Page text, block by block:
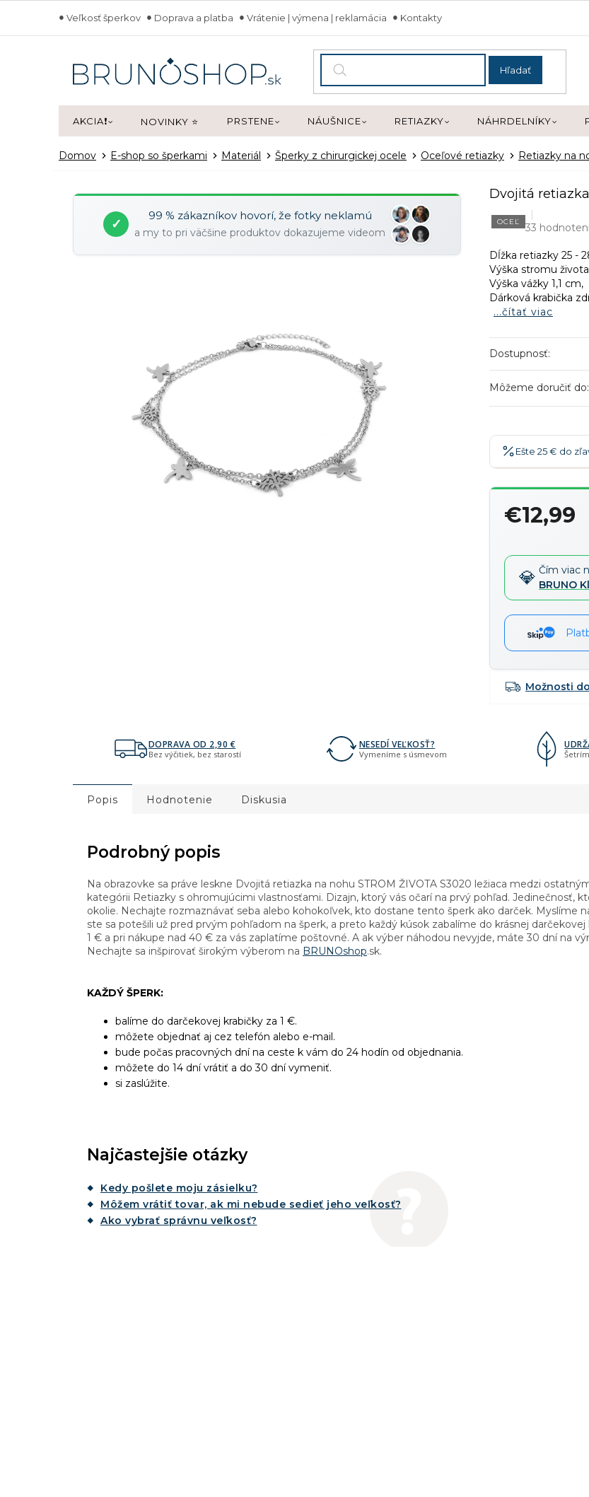
obsah
Veľkosť šperkov Doprava a platba Vrátenie | výmena | reklamácia Kontakty
Hľadať
AKCIA❗ NOVINKY ⭐ PRSTENE NÁUŠNICE RETIAZKY NÁHRDELNÍKY
Domov E-shop so šperkami Materiál Šperky z chirurgickej ocele Oceľové retiazky Retiazky na
✓
99 % zákazníkov hovorí, že fotky neklamú
a my to pri väčšine produktov dokazujeme videom
Dvojitá
OCEĽ 33
Dĺžka retiazky 25 -
Výška stromu života
Výška vážky 1,1 cm,
Dárková krabička
...čítať viac
Dostupnosť:
Môžeme doručiť do:
Ešte 25 € do
36 € →-7 %
-15 %
€12,99
Čím viac
BRUNO
Možnosti
DOPRAVA OD 2,90 €
Bez výčitiek, bez starostí
NESEDÍ VEĽKOSŤ?
Vymeníme s úsmevom
Popis Hodnotenie Diskusia
Podrobný popis
Na obrazovke sa práve leskne Dvojitá retiazka na nohu STROM ŽIVOTA S3020 ležiaca medzi
kategórii Retiazky s ohromujúcimi vlastnosťami. Dizajn, ktorý vás očarí na prvý pohľad. Jedinečnosť,
okolie. Nechajte rozmaznávať seba alebo kohokoľvek, kto dostane tento šperk ako darček. Myslíme
ste sa potešili už pred prvým pohľadom na šperk, a preto každý kúsok zabalíme do krásnej darčekovej
1 € a pri nákupe nad 40 € za vás zaplatíme poštovné. A ak výber náhodou nevyjde, máte 30 dní na
Nechajte sa inšpirovať širokým výberom na BRUNOshop.sk.
KAŽDÝ ŠPERK:
balíme do darčekovej krabičky za 1 €.
môžete objednať aj cez telefón alebo e-mail.
bude počas pracovných dní na ceste k vám do 24 hodín od objednania.
môžete do 14 dní vrátiť a do 30 dní vymeniť.
si zaslúžite.
Najčastejšie otázky
Kedy pošlete moju zásielku?
Môžem vrátiť tovar, ak mi nebude sedieť jeho veľkosť?
Ako vybrať správnu veľkosť?